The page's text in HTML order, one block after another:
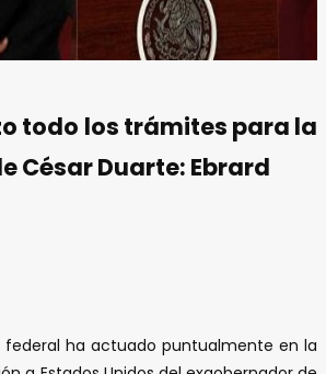
todo los trámites para la
César Duarte: Ebrard
federal ha actuado puntualmente en la